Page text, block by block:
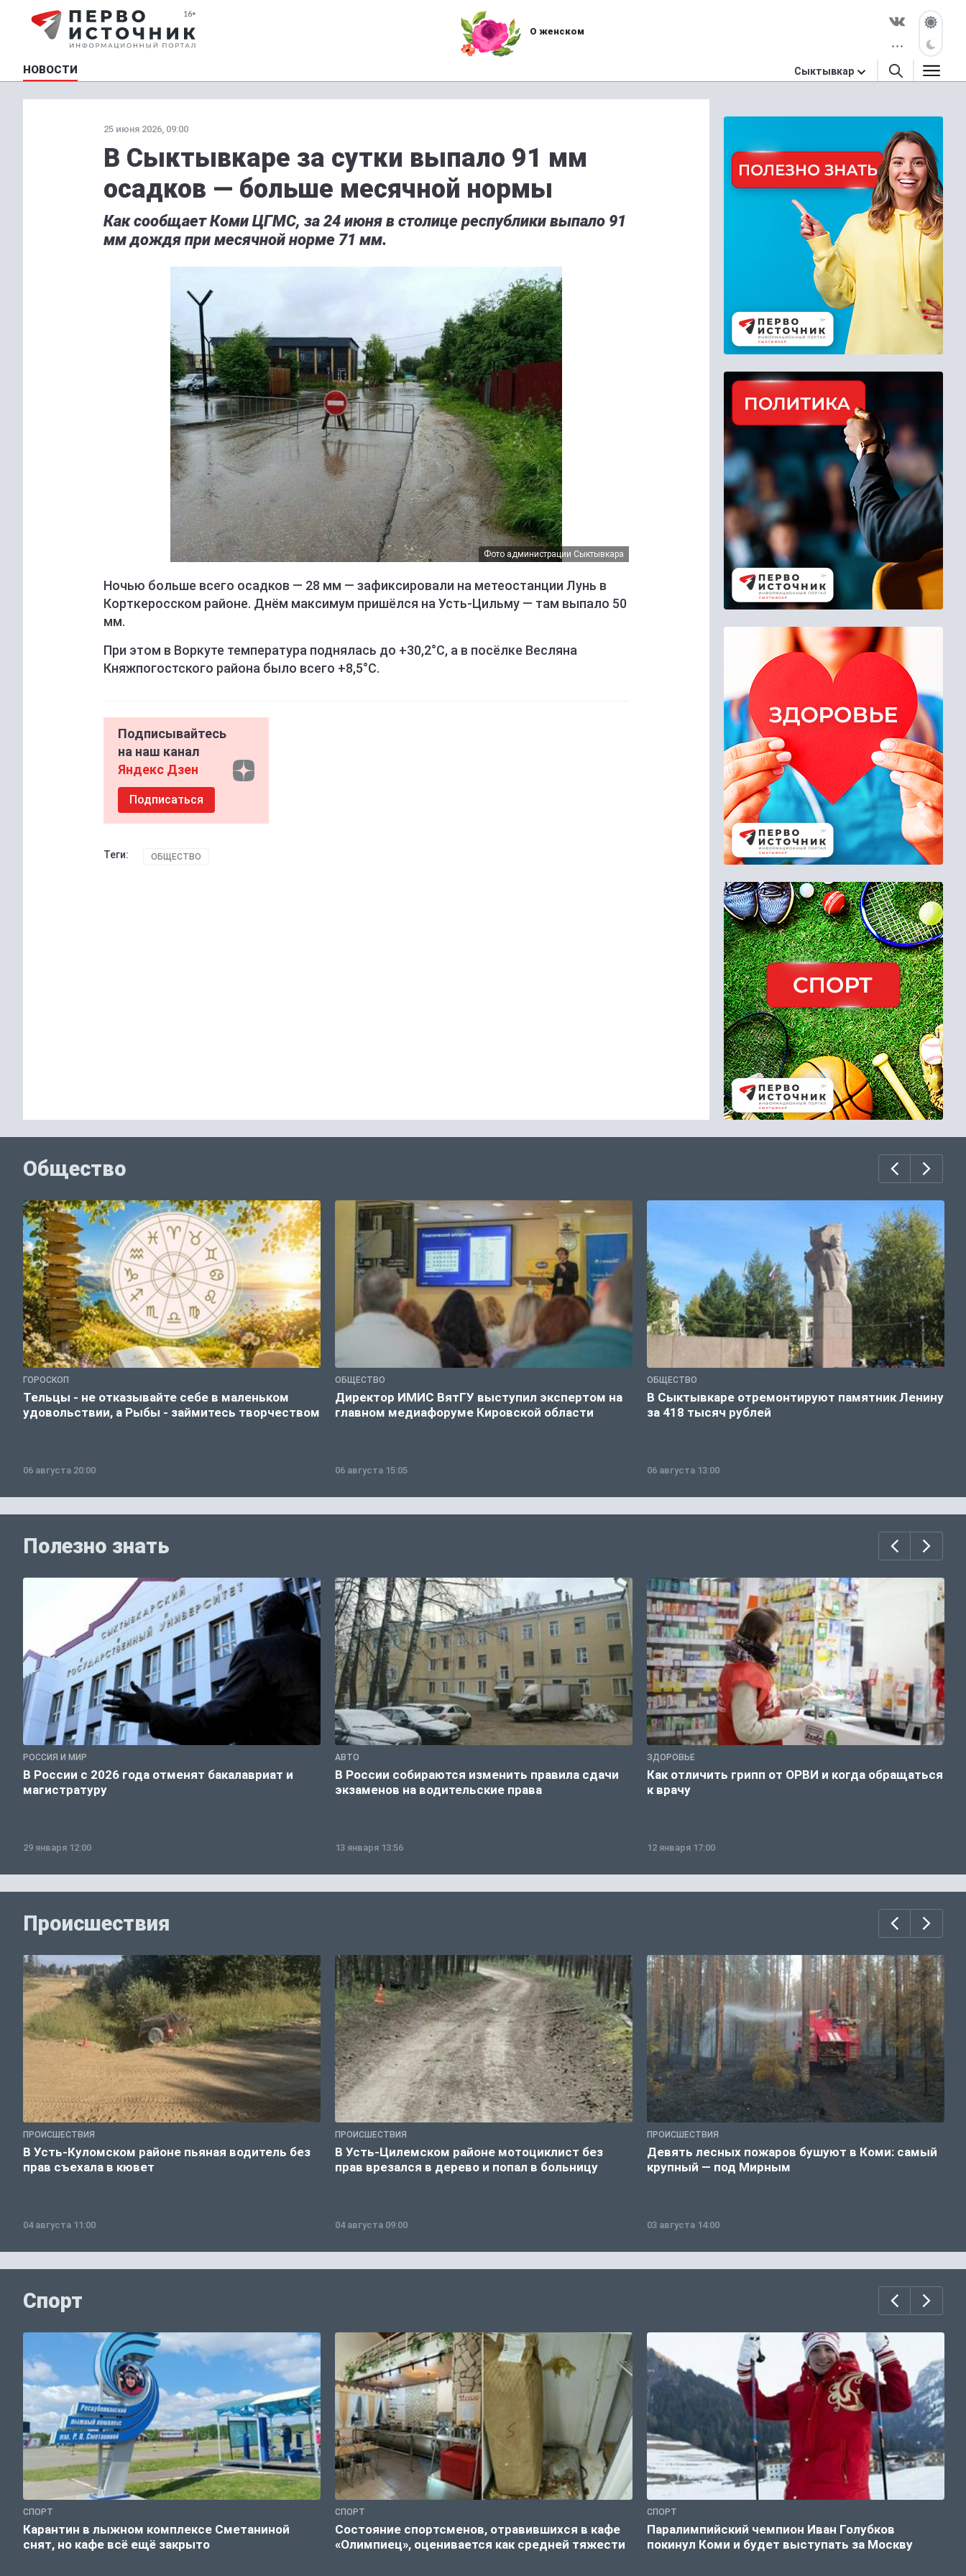
О женском
НОВОСТИ Сыктывкар
25 июня 2026, 09:00
В Сыктывкаре за сутки выпало 91 мм
осадков — больше месячной нормы
Как сообщает Коми ЦГМС, за 24 июня в столице республики выпало 91
мм дождя при месячной норме 71 мм.
Фото администрации Сыктывкара
Ночью больше всего осадков — 28 мм — зафиксировали на метеостанции Лунь в
Корткеросском районе. Днём максимум пришёлся на Усть-Цильму — там выпало 50
мм.
При этом в Воркуте температура поднялась до +30,2°C, а в посёлке Весляна
Княжпогостского района было всего +8,5°C.
Подписывайтесь
на наш канал
Яндекс Дзен
Подписаться
Теги: ОБЩЕСТВО
Общество
ГОРОСКОП
Тельцы - не отказывайте себе в маленьком
удовольствии, а Рыбы - займитесь творчеством
06 августа 20:00
ОБЩЕСТВО
Директор ИМИС ВятГУ выступил экспертом на
главном медиафоруме Кировской области
06 августа 15:05
ОБЩЕСТВО
В Сыктывкаре отремонтируют памятник Ленину
за 418 тысяч рублей
06 августа 13:00
Полезно знать
РОССИЯ И МИР
В России с 2026 года отменят бакалавриат и
магистратуру
29 января 12:00
АВТО
В России собираются изменить правила сдачи
экзаменов на водительские права
13 января 13:56
ЗДОРОВЬЕ
Как отличить грипп от ОРВИ и когда обращаться
к врачу
12 января 17:00
Происшествия
ПРОИСШЕСТВИЯ
В Усть-Куломском районе пьяная водитель без
прав съехала в кювет
04 августа 11:00
ПРОИСШЕСТВИЯ
В Усть-Цилемском районе мотоциклист без
прав врезался в дерево и попал в больницу
04 августа 09:00
ПРОИСШЕСТВИЯ
Девять лесных пожаров бушуют в Коми: самый
крупный — под Мирным
03 августа 14:00
Спорт
СПОРТ
Карантин в лыжном комплексе Сметаниной
снят, но кафе всё ещё закрыто
СПОРТ
Состояние спортсменов, отравившихся в кафе
«Олимпиец», оценивается как средней тяжести
СПОРТ
Паралимпийский чемпион Иван Голубков
покинул Коми и будет выступать за Москву